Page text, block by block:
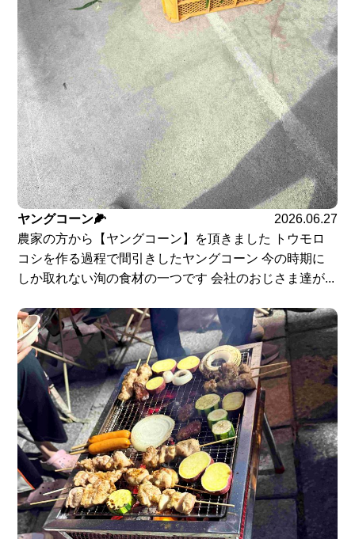
ヤングコーン🌽
2026.06.27
農家の方から【ヤングコーン】を頂きました トウモロ
コシを作る過程で間引きしたヤングコーン 今の時期に
しか取れない洵の食材の一つです 会社のおじさま達が...